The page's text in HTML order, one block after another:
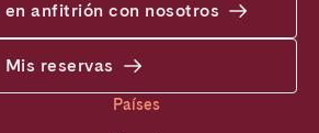
anfitrión con nosotros
Mis reservas
Países